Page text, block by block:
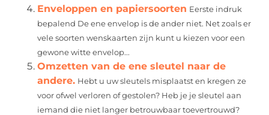
Enveloppen en papiersoorten Eerste indruk
bepalend De ene envelop is de ander niet. Net zoals er
vele soorten wenskaarten zijn kunt u kiezen voor een
gewone witte envelop...
Omzetten van de ene sleutel naar de
andere. Hebt u uw sleutels misplaatst en kregen ze
voor ofwel verloren of gestolen? Heb je je sleutel aan
iemand die niet langer betrouwbaar toevertrouwd?